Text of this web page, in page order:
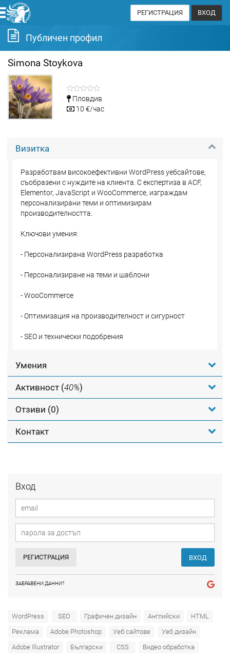
РЕГИСТРАЦИЯ ВХОД
Вход
РЕГИСТРАЦИЯ ВХОД
ЗАБРАВЕНИ ДАННИ?
WordPress SEO Графичен дизайн Английски
HTML
Реклама
Adobe Photoshop Уеб сайтове
Уеб дизайн
Adobe Illustrator
Български CSS
Видео обработка
Публичен профил
Simona Stoykova
Пловдив
10 €/час
Визитка
Разработвам високоефективни WordPress уебсайтове,
съобразени с нуждите на клиента. С експертиза в ACF,
Elementor, JavaScript и WooCommerce, изграждам
персонализирани теми и оптимизирам
производителността.
Ключови умения:
- Персонализирана WordPress разработка
- Персонализиране на теми и шаблони
- WooCommerce
- Оптимизация на производителност и сигурност
- SEO и технически подобрения
Умения
Активност (40%)
Отзиви (0)
Контакт